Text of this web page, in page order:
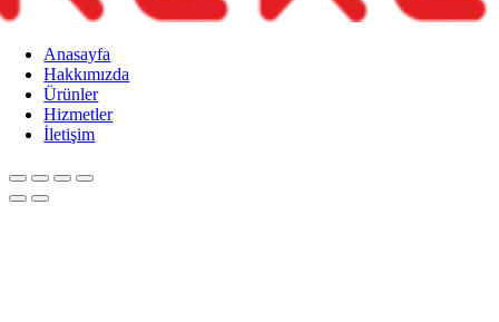
Anasayfa
Hakkımızda
Ürünler
Hizmetler
İletişim